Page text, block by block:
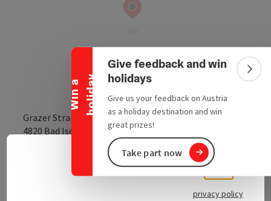
W
i
n
a
h
o
l
i
d
a y
Collapse banner
Give feedback and win
holidays
Give us your feedback on Austria
as a holiday destination and win
great prizes!
Take part now
Grazer Straße 60
4820 Bad Ischl
Send inquiry
privacy policy